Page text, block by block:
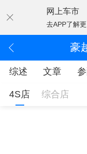
网上车市
去APP了解
豪
综述 文章
4S店 综合店